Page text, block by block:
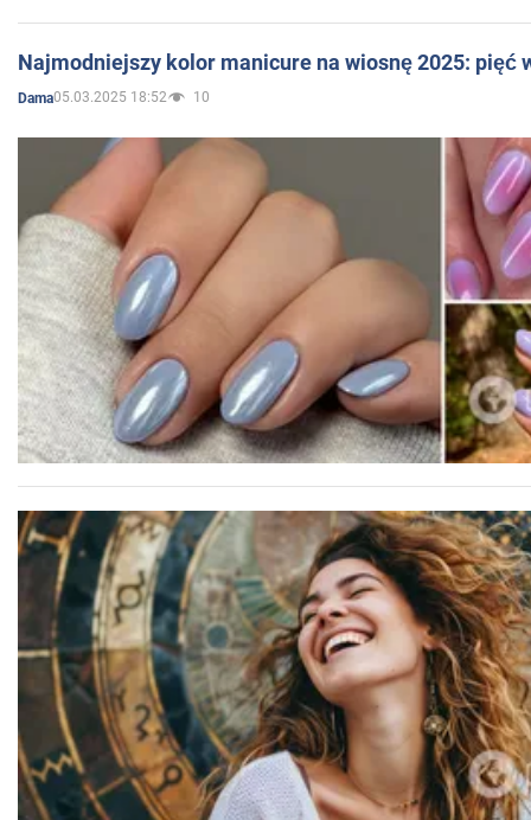
Najmodniejszy kolor manicure na wiosnę 2025: pięć
Dama05.03.2025 18:52 10